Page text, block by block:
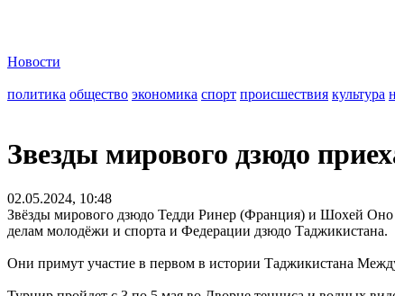
Новости
политика общество экономика спорт происшествия культура
Звезды мирового дзюдо
02.05.2024, 10:48
Звёзды мирового дзюдо Тедди Ринер (Франция) и Шохей Оно
делам молодёжи и спорта и Федерации дзюдо Таджикистана.
Они примут участие в первом в истории Таджикистана